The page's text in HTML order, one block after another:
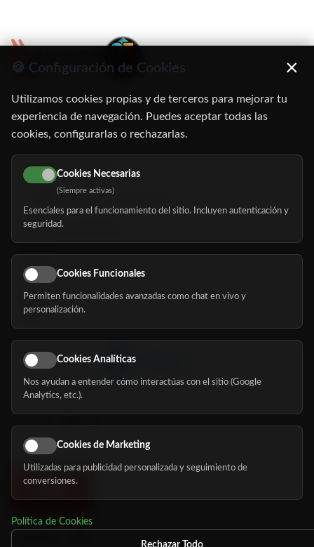
C/ Oruro, 11. 28016 Madrid
91 345 06 26
616 113 103
hola@mundomayor.com
Buscador de residencias
Eventos
Nosotros
Síguenos
🍪 Configuración de Cookies ×
Utilizamos cookies propias y de terceros para mejorar tu
experiencia de navegación. Puedes aceptar todas las
cookies, configurarlas o rechazarlas.
Cookies Necesarias
(Siempre activas)
Esenciales para el funcionamiento del sitio. Incluyen autenticación y
seguridad.
Cookies Funcionales
Permiten funcionalidades avanzadas como chat en vivo y
personalización.
Cookies Analíticas
Nos ayudan a entender cómo interactúas con el sitio (Google
Analytics, etc.).
Cookies de Marketing
Utilizadas para publicidad personalizada y seguimiento de
conversiones.
Política de Cookies
Rechazar Todo